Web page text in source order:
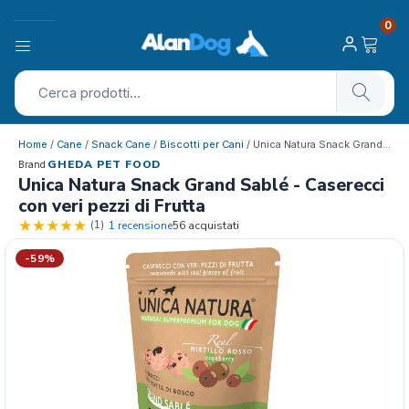
0
Home / Cane / Snack Cane / Biscotti per Cani / Unica Natura Snack Grand Sablé &#8211…
Brand GHEDA PET FOOD
Unica Natura Snack Grand Sablé - Caserecci
con veri pezzi di Frutta
(1) 1 recensione56 acquistati
-59%